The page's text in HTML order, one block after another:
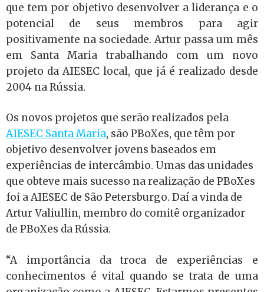
que tem por objetivo desenvolver a liderança e o
potencial de seus membros para agir
positivamente na sociedade. Artur passa um mês
em Santa Maria trabalhando com um novo
projeto da AIESEC local, que já é realizado desde
2004 na Rússia.
Os novos projetos que serão realizados pela
AIESEC Santa Maria, são PBoXes, que têm por
objetivo desenvolver jovens baseados em
experiências de intercâmbio. Umas das unidades
que obteve mais sucesso na realização de PBoXes
foi a AIESEC de São Petersburgo. Daí a vinda de
Artur Valiullin, membro do comitê organizador
de PBoXes da Rússia.
“A importância da troca de experiências e
conhecimentos é vital quando se trata de uma